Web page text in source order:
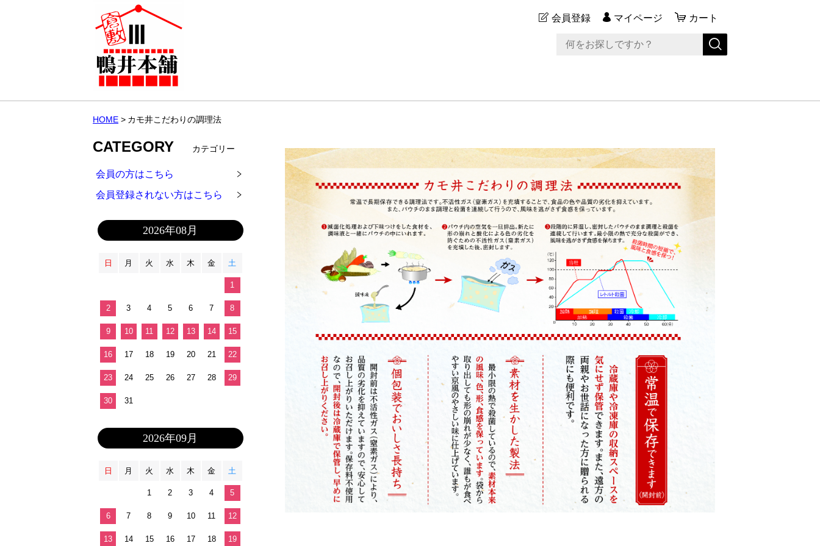
会員登録 マイページ カート
HOME カモ井こだわりの調理法
CATEGORY カテゴリー
会員の方はこちら
会員登録されない方はこちら
2026年08月
日 月 火 水 木 金 土
1
2 3 4 5 6 7 8
9 10 11 12 13 14 15
16 17 18 19 20 21 22
23 24 25 26 27 28 29
30 31
2026年09月
日 月 火 水 木 金 土
1 2 3 4 5
6 7 8 9 10 11 12
13 14 15 16 17 18 19